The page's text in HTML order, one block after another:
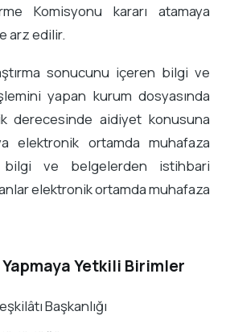
Komisyonu kararı atamaya
arz edilir.
sonucunu içeren bilgi ve
yapan kurum dosyasında
derecesinde aidiyet konusuna
elektronik ortamda muhafaza
ve belgelerden istihbari
elektronik ortamda muhafaza
Yapmaya Yetkili Birimler
Başkanlığı